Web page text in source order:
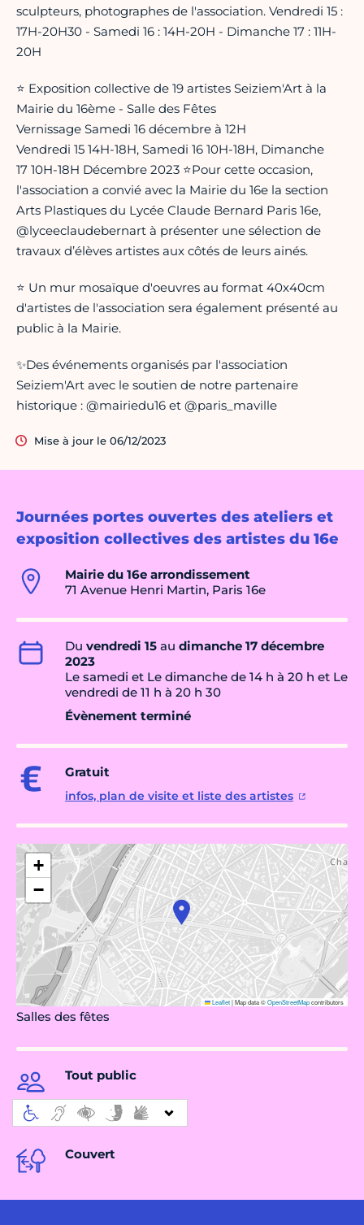
Journées portes ouvertes des ateliers et
exposition collectives des artistes du 16e
Mairie du 16e arrondissement
71 Avenue Henri Martin, Paris 16e
Du vendredi 15 au dimanche 17 décembre
2023
Le samedi et Le dimanche de 14 h à 20 h et Le
vendredi de 11 h à 20 h 30
Évènement terminé
Gratuit
infos, plan de visite et liste des artistes
+
−
Leaflet|Map data ©OpenStreetMapcontributors
Salles des fêtes
Tout public
Couvert
sculpteurs, photographes de l'association. Vendredi 15 :
17H-20H30 - Samedi 16 : 14H-20H - Dimanche 17 : 11H-
20H
⭐️ Exposition collective de 19 artistes Seiziem'Art à la
Mairie du 16ème - Salle des Fêtes
Vernissage Samedi 16 décembre à 12H
Vendredi 15 14H-18H, Samedi 16 10H-18H, Dimanche
17 10H-18H Décembre 2023 ⭐️Pour cette occasion,
l'association a convié avec la Mairie du 16e la section
Arts Plastiques du Lycée Claude Bernard Paris 16e,
@lyceeclaudebernart à présenter une sélection de
travaux d’élèves artistes aux côtés de leurs ainés.
⭐️ Un mur mosaïque d'oeuvres au format 40x40cm
d'artistes de l'association sera également présenté au
public à la Mairie.
✨Des événements organisés par l'association
Seiziem'Art avec le soutien de notre partenaire
historique : @mairiedu16 et @paris_maville
Mise à jour le 06/12/2023